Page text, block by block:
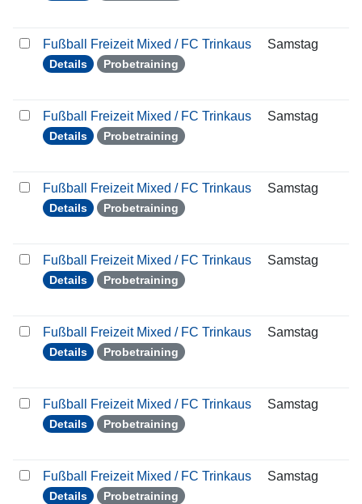
Fußball Freizeit Mixed / FC Trinkaus
Details Probetraining
Samstag
Fußball Freizeit Mixed / FC Trinkaus
Details Probetraining
Samstag
Fußball Freizeit Mixed / FC Trinkaus
Details Probetraining
Samstag
Fußball Freizeit Mixed / FC Trinkaus
Details Probetraining
Samstag
Fußball Freizeit Mixed / FC Trinkaus
Details Probetraining
Samstag
Fußball Freizeit Mixed / FC Trinkaus
Details Probetraining
Samstag
Fußball Freizeit Mixed / FC Trinkaus
Details Probetraining
Samstag